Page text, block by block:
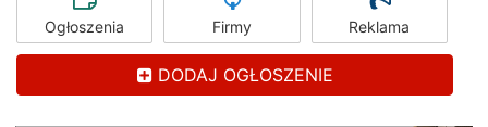
Ogłoszenia Firmy Reklama
DODAJ OGŁOSZENIE